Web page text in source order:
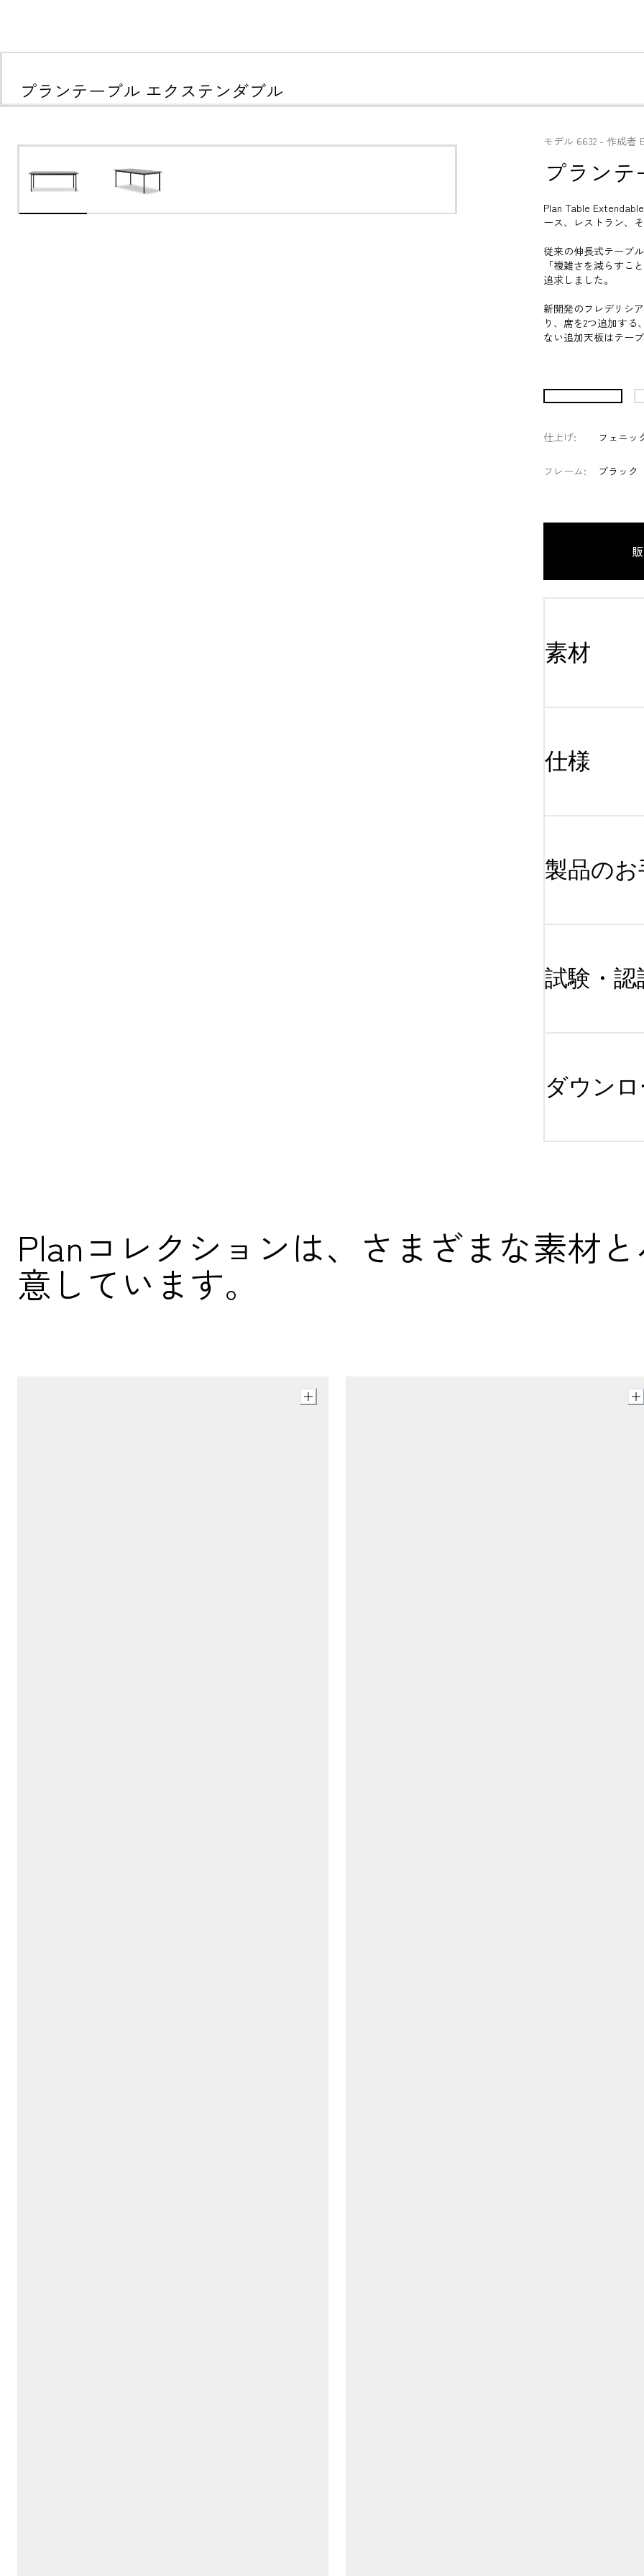
プランテーブル エクステンダブル
モデル 6632 - 作成者
プラン
Plan Table
ース、レストラン、
従来の伸長式テーブ
「複雑さを減らすこ
追求しました。
新開発のフレデリシ
り、席を2つ追加す
ない追加天板はテー
仕上げ:
フレーム:
フェニッ
ブラック
素材
仕様
製品の
試験・認
ダウン
Planコレクションは、さまざまな素材
意しています。